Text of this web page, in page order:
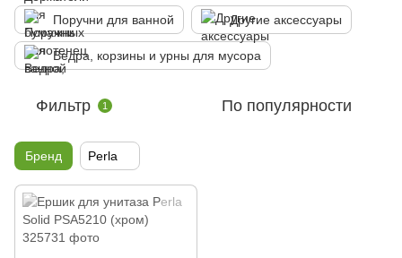
Поручни для ванной Другие аксессуары
Ведра, корзины и урны для мусора
Фильтр 1 По популярности
Бренд Perla